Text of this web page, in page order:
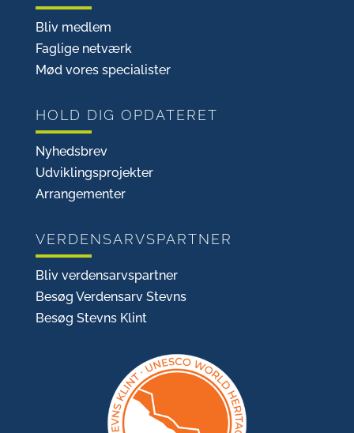
Bliv medlem
Faglige netværk
Mød vores specialister
HOLD DIG OPDATERET
Nyhedsbrev
Udviklingsprojekter
Arrangementer
VERDENSARVSPARTNER
Bliv verdensarvspartner
Besøg Verdensarv Stevns
Besøg Stevns Klint